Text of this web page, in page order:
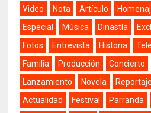
Video Nota Artículo
Especial
Música Dinastía
Fotos
Entrevista Historia
Familia
Producción Concierto
Lanzamiento
Novela Reportaje
Actualidad
Festival Parranda